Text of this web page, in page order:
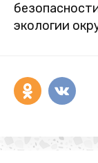
экологии